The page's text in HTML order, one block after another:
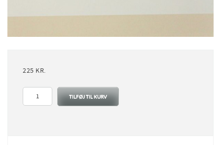
225 KR.
Lone
Høyer
TILFØJ TIL KURV